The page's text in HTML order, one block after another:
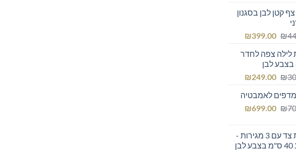
היה:
הוא:
צף קטן לבן בסגנון
₪ המחיר
היה:
₪449.00.
₪399.00
המחיר
הוא:לילה צפה לחדר
בצבע לבן
₪ המחיר
היה:
₪300.00.
₪249.00
המחיר
הוא:
₪249.00.
מדפים לאמבטיה
₪ המחיר
₪700.00.
₪699.00
המחיר
₪699.00.שידת צד עם 3 מגירות -